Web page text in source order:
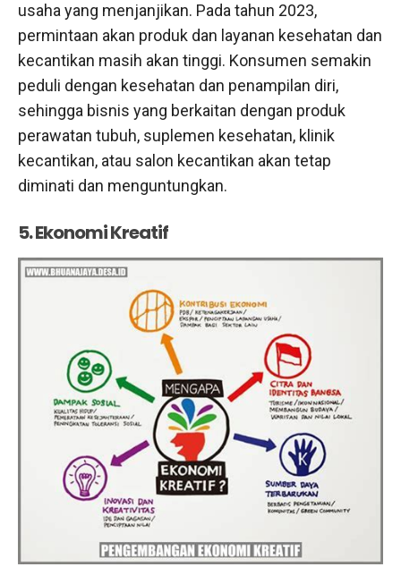
usaha yang menjanjikan. Pada tahun 2023,
permintaan akan produk dan layanan kesehatan dan
kecantikan masih akan tinggi. Konsumen semakin
peduli dengan kesehatan dan penampilan diri,
sehingga bisnis yang berkaitan dengan produk
perawatan tubuh, suplemen kesehatan, klinik
kecantikan, atau salon kecantikan akan tetap
diminati dan menguntungkan.
5. Ekonomi Kreatif